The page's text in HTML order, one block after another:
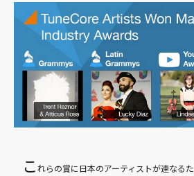
こ れらの賞に日本のアーティストが連なる